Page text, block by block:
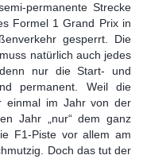
permanente Strecke
Formel 1 Grand Prix in
gesperrt. Die
natürlich auch jedes
nur die Start- und
permanent. Weil die
einmal im Jahr von der
Jahr „nur“ dem ganz
F1-Piste vor allem am
Doch das tut der